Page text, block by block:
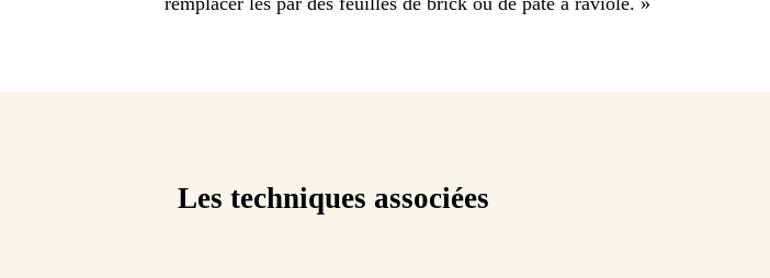
Les techniques associées